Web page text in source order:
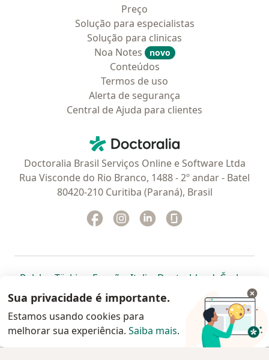
Preço
Solução para especialistas
Solução para clinicas
Noa Notes
novo
Conteúdos
Termos de uso
Alerta de segurança
Central de Ajuda para clientes
Doctoralia - Homepage
Doctoralia Brasil Serviços Online e Software Ltda
Rua Visconde do Rio Branco, 1488 - 2º andar - Batel
80420-210 Curitiba (Paraná), Brasil
Facebook
abre num novo separador
Instagram
abre num novo separador
Linkedin
abre num novo
Polska abre num novo separador
Türkiye abre num novo separador
España abre num novo separador
Italia abre num novo
Deutschlandabre num
Česko
Portugal abre num novo separador
, México abre num novo separador
, abre num novo separador
Brasil abre num novoabre num
abre
Colombia abre num novo
www.doctoralia.com.br © 2026 - Agende agora sua
Sua privacidade é importante.
Estamos usando cookies para
melhorar sua experiência. Saiba mais.